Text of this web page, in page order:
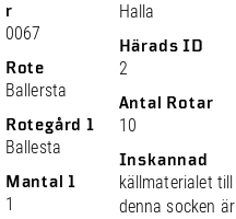
r
0067
Rote
Ballersta
Rotegård 1
Ballesta
Mantal 1
1
Halla
Härads ID
2
Antal Rotar
10
Inskannad
källmaterialet till
denna socken är